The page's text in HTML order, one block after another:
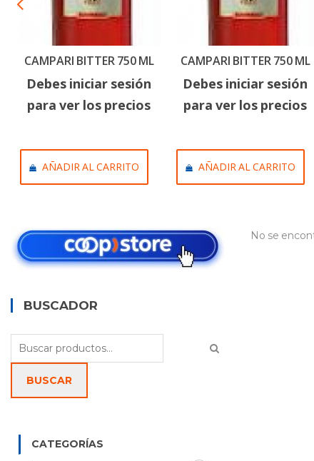
CAMPARI BITTER 750 ML
Debes iniciar sesión
para ver los precios
AÑADIR AL CARRITO
CAMPARI BITTER 750 ML
Debes iniciar sesión
para ver los precios
AÑADIR AL CARRITO
No se
BUSCADOR
Buscar
BUSCAR
CATEGORÍAS